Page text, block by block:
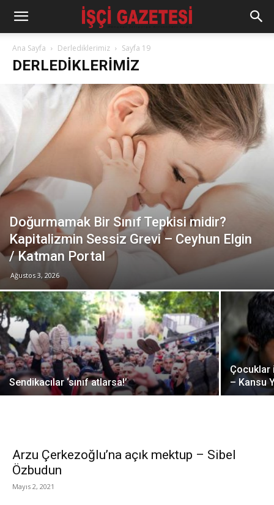
Ana Sayfa Derlediklerimiz Sayfa 19
DERLEDIKLERIMIZ
Doğurmamak Bir Sınıf Tepkisi midir?
Kapitalizmin Sessiz Grevi – Ceyhun Elgin
/ Katman Portal
Ağustos 3, 2026
Sendikacılar ‘sınıf atlarsa!’
Çocuklar
– Kansu
Arzu Çerkezoğlu’na açık mektup – Sibel
Özbudun
Mayıs 2, 2021